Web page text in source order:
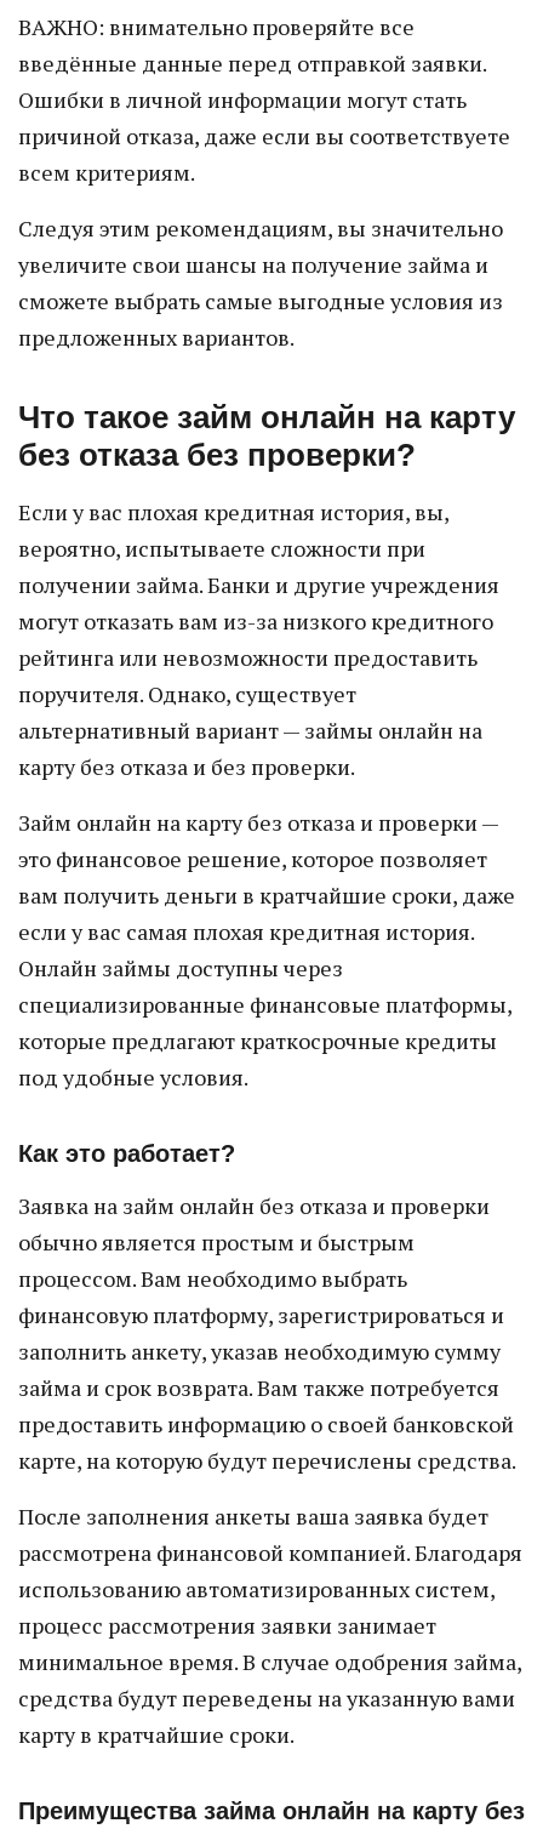
ВАЖНО: внимательно проверяйте все
введённые данные перед отправкой заявки.
Ошибки в личной информации могут стать
причиной отказа, даже если вы соответствуете
всем критериям.
Следуя этим рекомендациям, вы значительно
увеличите свои шансы на получение займа и
сможете выбрать самые выгодные условия из
предложенных вариантов.
Что такое займ онлайн на карту
без отказа без проверки?
Если у вас плохая кредитная история, вы,
вероятно, испытываете сложности при
получении займа. Банки и другие учреждения
могут отказать вам из-за низкого кредитного
рейтинга или невозможности предоставить
поручителя. Однако, существует
альтернативный вариант — займы онлайн на
карту без отказа и без проверки.
Займ онлайн на карту без отказа и проверки —
это финансовое решение, которое позволяет
вам получить деньги в кратчайшие сроки, даже
если у вас самая плохая кредитная история.
Онлайн займы доступны через
специализированные финансовые платформы,
которые предлагают краткосрочные кредиты
под удобные условия.
Как это работает?
Заявка на займ онлайн без отказа и проверки
обычно является простым и быстрым
процессом. Вам необходимо выбрать
финансовую платформу, зарегистрироваться и
заполнить анкету, указав необходимую сумму
займа и срок возврата. Вам также потребуется
предоставить информацию о своей банковской
карте, на которую будут перечислены средства.
После заполнения анкеты ваша заявка будет
рассмотрена финансовой компанией. Благодаря
использованию автоматизированных систем,
процесс рассмотрения заявки занимает
минимальное время. В случае одобрения займа,
средства будут переведены на указанную вами
карту в кратчайшие сроки.
Преимущества займа онлайн на карту без